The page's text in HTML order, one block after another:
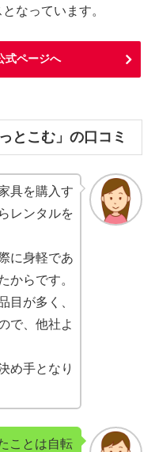
なっています。
式ページへ
とこむ」の口コミ
具を購入す
レンタルを
に身軽であ
からです。
目が多く、
で、他社よ
め手となり
ことは自転